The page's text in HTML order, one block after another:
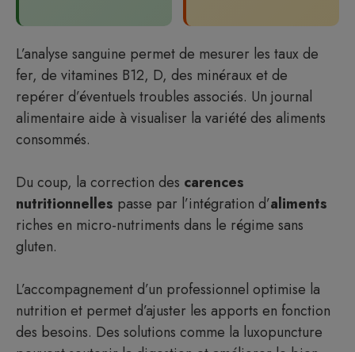
L’analyse sanguine permet de mesurer les taux de
fer, de vitamines B12, D, des minéraux et de
repérer d’éventuels troubles associés. Un journal
alimentaire aide à visualiser la variété des aliments
consommés.
Du coup, la correction des carences
nutritionnelles passe par l’intégration d’aliments
riches en micro-nutriments dans le régime sans
gluten.
L’accompagnement d’un professionnel optimise la
nutrition et permet d’ajuster les apports en fonction
des besoins. Des solutions comme la luxopuncture